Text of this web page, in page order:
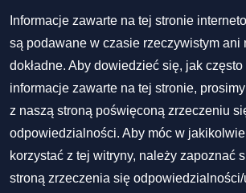
Informacje zawarte na tej stronie
są podawane w czasie rzeczywistym ani
dokładne. Aby dowiedzieć się, jak
informacje zawarte na tej stronie,
z naszą stroną poświęconą zrzeczeniu
odpowiedzialności. Aby móc w
korzystać z tej witryny, należy zapoznać
stroną zrzeczenia się